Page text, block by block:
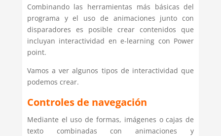
Combinando las herramientas más básicas del
programa y el uso de animaciones junto con
disparadores es posible crear contenidos que
incluyan interactividad en e-learning con Power
point.
Vamos a ver algunos tipos de interactividad que
podemos crear.
Controles de navegación
Mediante el uso de formas, imágenes o cajas de
texto combinadas con animaciones y